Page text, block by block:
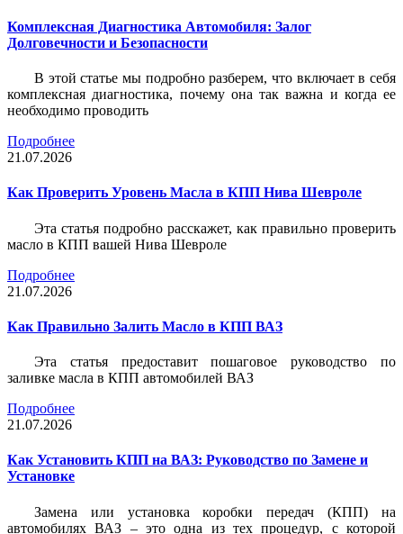
Комплексная Диагностика Автомобиля: Залог
Долговечности и Безопасности
В этой статье мы подробно разберем, что включает в себя
комплексная диагностика, почему она так важна и когда ее
необходимо проводить
Подробнее
21.07.2026
Как Проверить Уровень Масла в КПП Нива Шевроле
Эта статья подробно расскажет, как правильно проверить
масло в КПП вашей Нива Шевроле
Подробнее
21.07.2026
Как Правильно Залить Масло в КПП ВАЗ
Эта статья предоставит пошаговое руководство по
заливке масла в КПП автомобилей ВАЗ
Подробнее
21.07.2026
Как Установить КПП на ВАЗ: Руководство по Замене и
Установке
Замена или установка коробки передач (КПП) на
автомобилях ВАЗ – это одна из тех процедур, с которой